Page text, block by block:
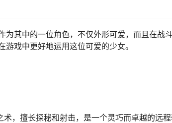
其中的一位角色，不仅外形可爱，而且在战
戏中更好地运用这位可爱的少女。
，擅长探秘和射击，是一个灵巧而卓越的远程